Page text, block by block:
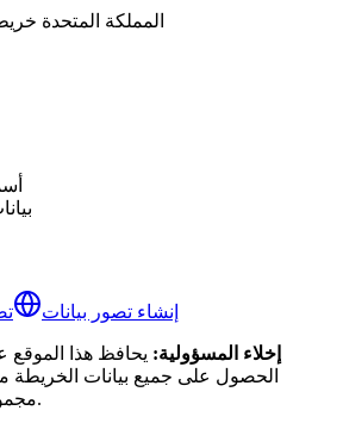
المملكة المتحدة
إنشاء تصور بيانات
إخلاء المسؤولية: يحافظ هذا الموقع
الحصول على جميع بيانات الخريطة
مجموعة بيانات خريطة عامة.